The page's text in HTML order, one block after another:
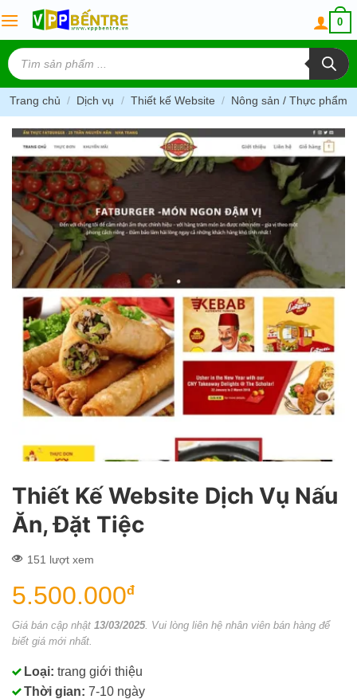
to
content
0
Tìm
kiếm
sản
phẩm
Trang chủ / Dịch vụ / Thiết kế Website / Nông sản / Thực phẩm
Thiết Kế Website Dịch Vụ Nấu
Ăn, Đặt Tiệc
151 lượt xem
5.500.000đ
Giá bán cập nhật 13/03/2025. Vui lòng liên hệ nhân viên bán hàng để
biết giá mới nhất.
Loại: trang giới thiệu
Thời gian: 7-10 ngày